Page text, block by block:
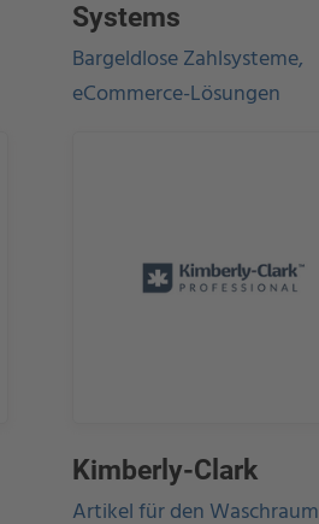
Systems
Bargeldlose Zahlsysteme,
eCommerce-Lösungen
Kimberly-Clark
Artikel für den Waschraum